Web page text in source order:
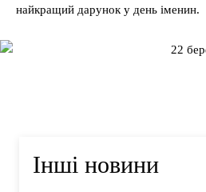
найкращий дарунок у день іменин.
Інші новини